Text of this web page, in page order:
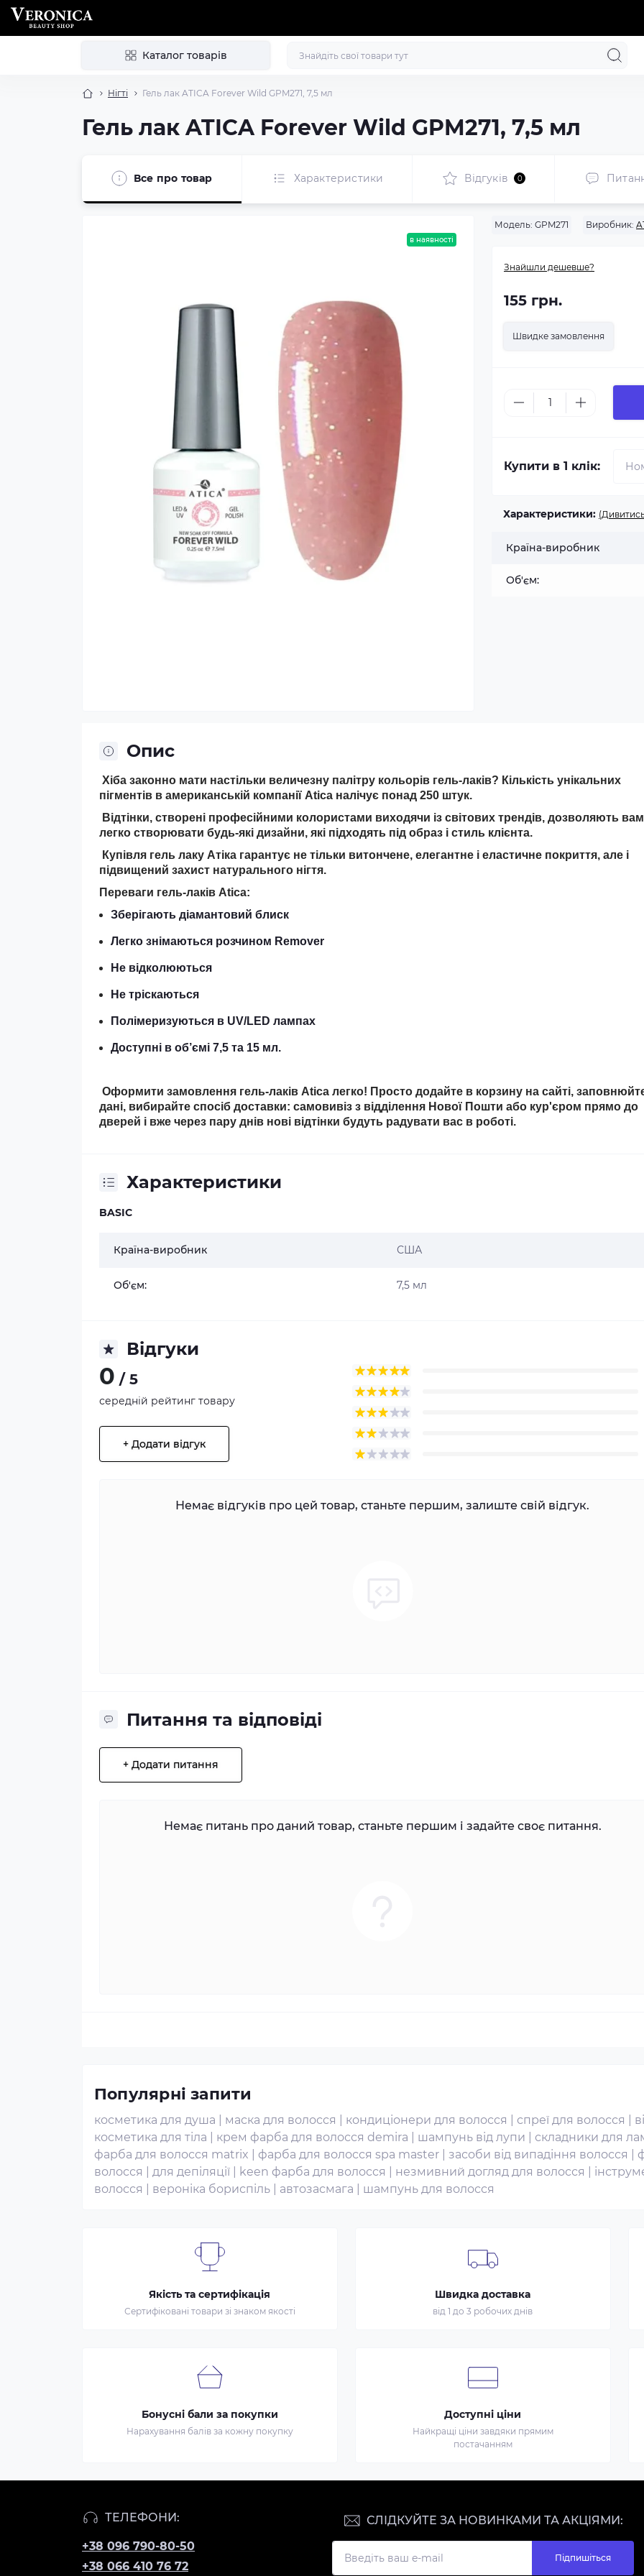
Каталог товарів
Нігті Гель лак ATICA Forever Wild GPM271, 7,5 мл
Гель лак ATICA Forever Wild GPM271, 7,5 мл
Все про товар Характеристики Відгуків 0
в наявності
Модель: GPM271 Виробник:
Знайшли дешевше?
155 грн.
Швидке замовлення
Купити в 1 клік:
Характеристики:
Країна-виробник
Об'єм:
Опис
Хіба законно мати настільки величезну палітру кольорів гель-лаків? Кількість унікальних
пігментів в американській компанії Atica налічує понад 250 штук.
Відтінки, створені професійними колористами виходячи із світових трендів, дозволяють вам
легко створювати будь-які дизайни, які підходять під образ і стиль клієнта.
Купівля гель лаку Атіка гарантує не тільки витончене, елегантне і еластичне покриття, але і
підвищений захист натурального нігтя.
Переваги гель-лаків Atica:
Зберігають діамантовий блиск
Легко знімаються розчином Remover
Не відколюються
Не тріскаються
Полімеризуються в UV/LED лампах
Доступні в об’ємі 7,5 та 15 мл.
Оформити замовлення гель-лаків Atica легко! Просто додайте в корзину на сайті,
дані, вибирайте спосіб доставки: самовивіз з відділення Нової Пошти або кур'єром прямо до
дверей і вже через пару днів нові відтінки будуть радувати вас в роботі.
Характеристики
BASIC
Країна-виробник США
Об'єм: 7,5 мл
Відгуки
0 / 5
середній рейтинг товару
+ Додати відгук
Немає відгуків про цей товар, станьте першим, залиште свій відгук.
Питання та відповіді
+ Додати питання
Немає питань про даний товар, станьте першим і задайте своє питання.
Популярні запити
косметика для душа маска для волосся кондиціонери для волосся спреї для волосся
косметика для тіла
крем фарба для волосся demira шампунь від лупи
складники для
фарба для волосся matrix
фарба для волосся spa master засоби від випадіння волосся
волосся
для депіляції keen фарба для волосся незмивний догляд для волосся
волосся
вероніка бориспіль автозасмага шампунь для волосся
Якість та сертифікація
Сертифіковані товари зі знаком якості
Швидка доставка
від 1 до 3 робочих днів
Бонусні бали за покупки
Нарахування балів за кожну покупку
Доступні ціни
Найкращі ціни завдяки прямим
постачанням
ТЕЛЕФОНИ:
+38 096 790-80-50
+38 066 410 76 72
СЛІДКУЙТЕ ЗА НОВИНКАМИ ТА АКЦІЯМИ:
Підпишіться